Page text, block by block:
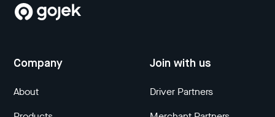
Company
About
Join with us
Driver Partners